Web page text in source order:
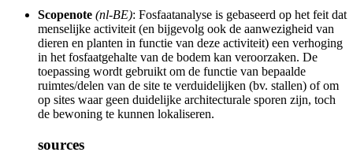
Scopenote (nl-BE): Fosfaatanalyse is gebaseerd op het feit dat
menselijke activiteit (en bijgevolg ook de aanwezigheid van
dieren en planten in functie van deze activiteit) een verhoging
in het fosfaatgehalte van de bodem kan veroorzaken. De
toepassing wordt gebruikt om de functie van bepaalde
ruimtes/delen van de site te verduidelijken (bv. stallen) of om
op sites waar geen duidelijke architecturale sporen zijn, toch
de bewoning te kunnen lokaliseren.
sources